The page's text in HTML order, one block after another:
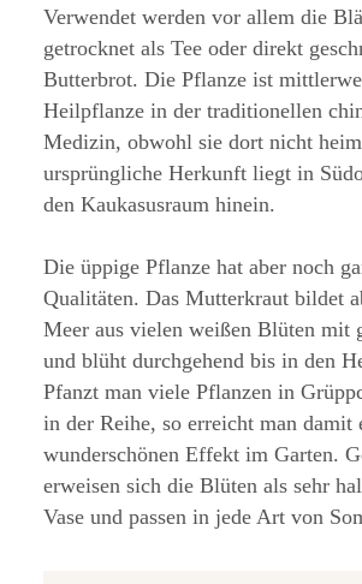
Verwendet werden vor allem die
getrocknet als Tee oder direkt
Butterbrot. Die Pflanze ist
Heilpflanze in der traditionellen
Medizin, obwohl sie dort nicht
ursprüngliche Herkunft liegt in
den Kaukasusraum hinein.
Die üppige Pflanze hat aber noch
Qualitäten. Das Mutterkraut bildet
Meer aus vielen weißen Blüten mit
und blüht durchgehend bis in den
Pfanzt man viele Pflanzen in
in der Reihe, so erreicht man damit
wunderschönen Effekt im Garten.
erweisen sich die Blüten als sehr
Vase und passen in jede Art von